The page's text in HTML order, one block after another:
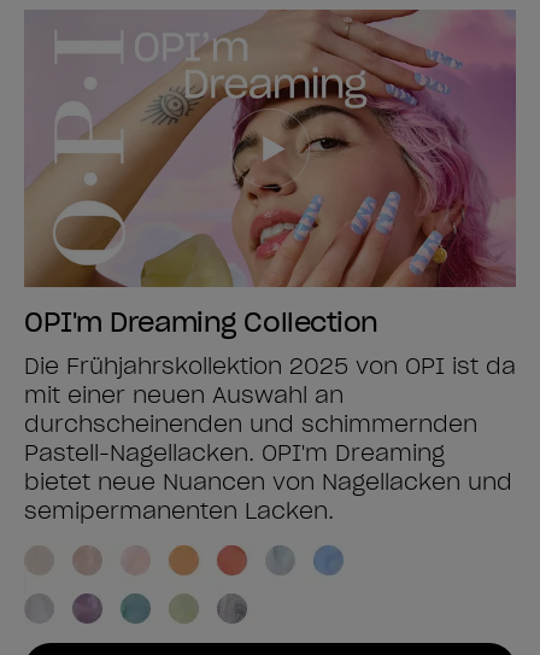
OPI'm Dreaming Collection
Die Frühjahrskollektion 2025 von OPI ist da
mit einer neuen Auswahl an
durchscheinenden und schimmernden
Pastell-Nagellacken. OPI'm Dreaming
bietet neue Nuancen von Nagellacken und
semipermanenten Lacken.